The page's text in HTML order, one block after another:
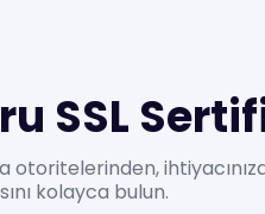
SSL
otoritelerinden,
kolayca bulun.